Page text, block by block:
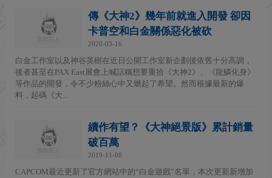
傳《大神2》幾年前就進入開發 卻因
卡普空和白金關係惡化被砍
2020-03-16
白金工作室以及神谷英樹在近日公開工作室新企劃後依舊十分高調，
後者甚至在PAX East展會上喊話稱想要重拾《大神2》、《龍鱗化身》
等作品的開發，令不少粉絲心中又燃起了希望。然而根據最新的爆
料，起碼《大...
續作有望？《大神絕景版》累計銷量
破百萬
2019-11-08
CAPCOM最近更新了官方網站中的“白金遊戲”名單，本次更新新增加